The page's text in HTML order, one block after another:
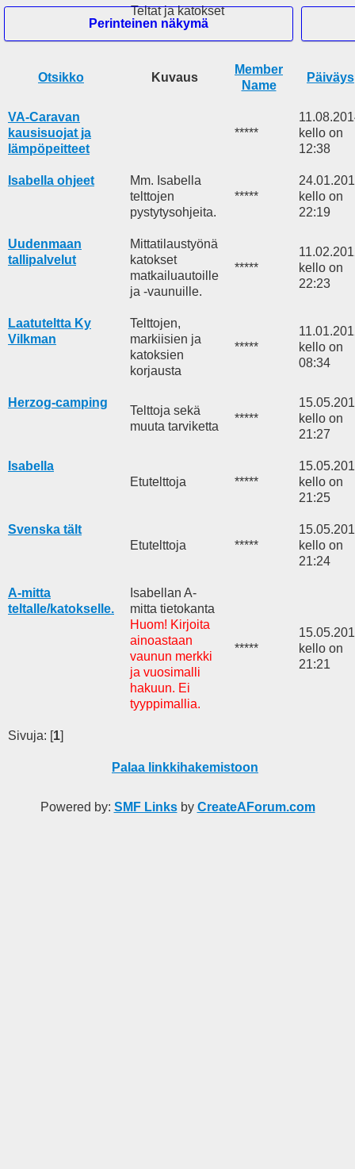
Teltat ja katokset
Otsikko Kuvaus
Member
Name
Päiväys
VA-Caravan
kausisuojat ja
lämpöpeitteet
*****
kello on
12:38
Isabella ohjeet
Mm. Isabella
telttojen
pystytysohjeita.
*****
kello on
22:19
Uudenmaan
tallipalvelut
Mittatilaustyönä
katokset
matkailuautoille
ja -vaunuille.
*****
kello on
22:23
Laatuteltta Ky
Vilkman
Telttojen,
markiisien ja
katoksien
korjausta
*****
kello on
08:34
Herzog-camping
Telttoja sekä
muuta tarviketta
*****
kello on
21:27
Isabella
Etutelttoja
*****
kello on
21:25
Svenska tält
Etutelttoja
*****
kello on
21:24
A-mitta
teltalle/katokselle.
Isabellan A-
mitta tietokanta
Huom! Kirjoita
ainoastaan
vaunun merkki
ja vuosimalli
hakuun. Ei
tyyppimallia.
*****
kello on
21:21
Sivuja: [1]
Palaa linkkihakemistoon
Powered by: SMF Linksby CreateAForum.com
Perinteinen näkymä
Hei Vieras
Haku
Tuoreita viestejä
Rekisteröidy
Mobile View